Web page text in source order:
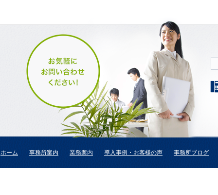
ホーム 事務所案内 業務案内 導入事例・お客様の声 事務所ブログ